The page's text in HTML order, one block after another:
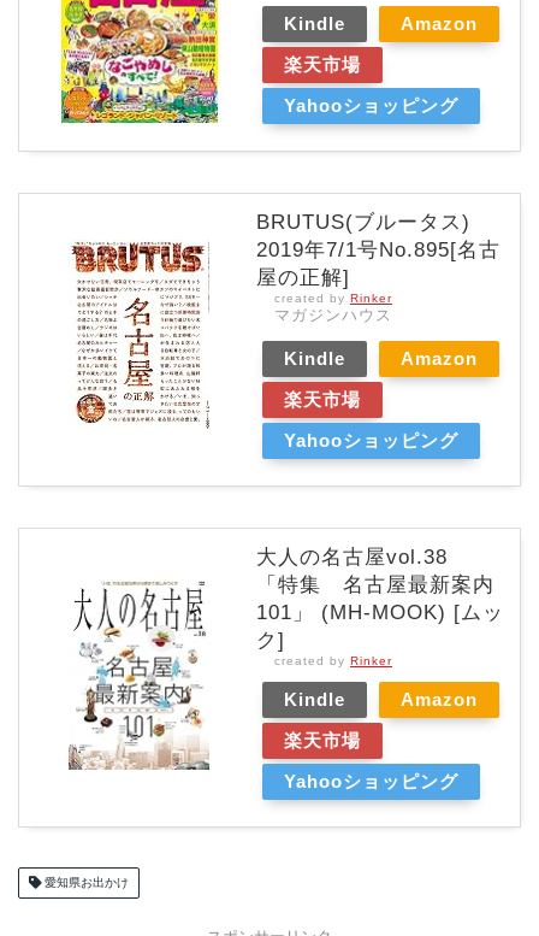
Kindle
Amazon
楽天市場
Yahooショッピング
BRUTUS(ブルータス)
2019年7/1号No.895[名古
屋の正解]
created by Rinker
マガジンハウス
Kindle
Amazon
楽天市場
Yahooショッピング
大人の名古屋vol.38
「特集 名古屋最新案内
101」 (MH-MOOK) [ムッ
ク]
created by Rinker
Kindle
Amazon
楽天市場
Yahooショッピング
愛知県お出かけ